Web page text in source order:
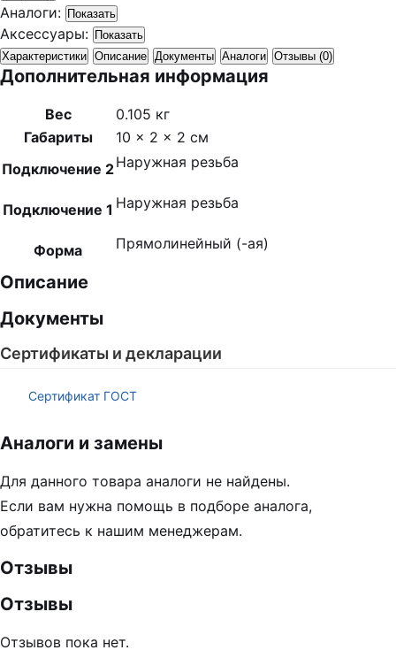
Аналоги: Показать
Аксессуары: Показать
Характеристики Описание Документы Аналоги Отзывы (0)
Дополнительная информация
Вес
0.105 кг
Габариты
10 × 2 × 2 см
Подключение 2Наружная резьба
Подключение 1 Наружная резьба
Форма Прямолинейный (-ая)
Описание
Документы
Сертификаты и декларации
Сертификат ГОСТ
Аналоги и замены
Для данного товара аналоги не найдены.
Если вам нужна помощь в подборе аналога,
обратитесь к нашим менеджерам.
Отзывы
Отзывы
Отзывов пока нет.